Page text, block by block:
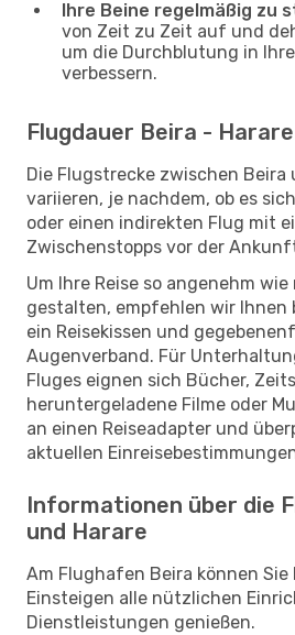
Ihre Beine regelmäßig zu
von Zeit zu Zeit auf und
um die Durchblutung in
verbessern.
Flugdauer Beira - Harare
Die Flugstrecke zwischen Beira
variieren, je nachdem, ob es
oder einen indirekten Flug mit
Zwischenstopps vor der
Um Ihre Reise so angenehm
gestalten, empfehlen wir Ihnen
ein Reisekissen und
Augenverband. Für
Fluges eignen sich Bücher,
heruntergeladene Filme oder
an einen Reiseadapter und
aktuellen
Informationen über die
und Harare
Am Flughafen Beira können Sie
Einsteigen alle nützlichen
Dienstleistungen genießen.